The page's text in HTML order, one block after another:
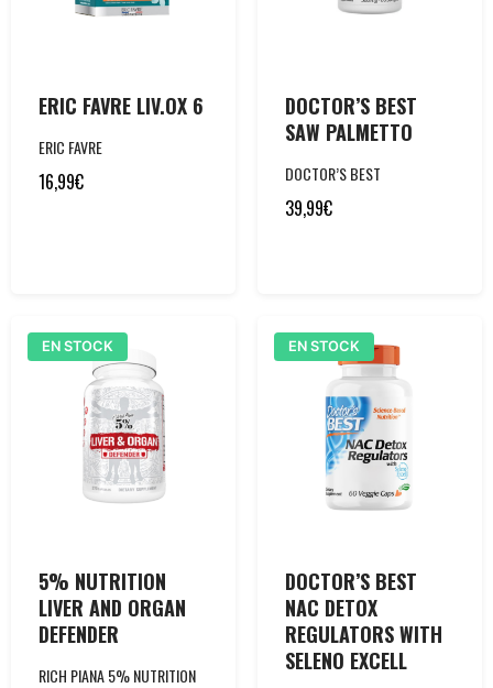
ERIC FAVRE LIV.OX 6
ERIC FAVRE
16,99€
DOCTOR’S BEST
SAW PALMETTO
DOCTOR’S BEST
39,99€
EN STOCK
5% NUTRITION
LIVER AND ORGAN
DEFENDER
RICH PIANA 5% NUTRITION
EN STOCK
DOCTOR’S BEST
NAC DETOX
REGULATORS WITH
SELENO EXCELL